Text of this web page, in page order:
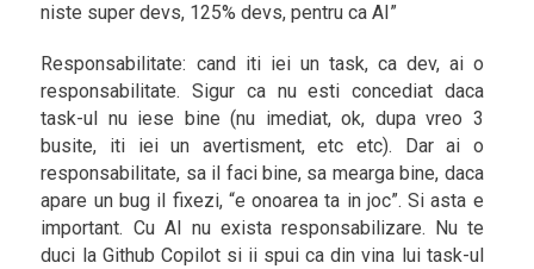
niste super devs, 125% devs, pentru ca AI”
Responsabilitate: cand iti iei un task, ca dev, ai o
responsabilitate. Sigur ca nu esti concediat daca
task-ul nu iese bine (nu imediat, ok, dupa vreo 3
busite, iti iei un avertisment, etc etc). Dar ai o
responsabilitate, sa il faci bine, sa mearga bine, daca
apare un bug il fixezi, “e onoarea ta in joc”. Si asta e
important. Cu AI nu exista responsabilizare. Nu te
duci la Github Copilot si ii spui ca din vina lui task-ul